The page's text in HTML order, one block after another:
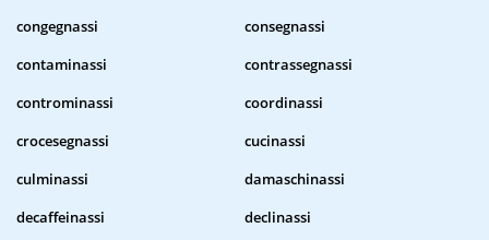
congegnassi
consegnassi
contaminassi
contrassegnassi
controminassi
coordinassi
crocesegnassi
cucinassi
culminassi
damaschinassi
decaffeinassi
declinassi